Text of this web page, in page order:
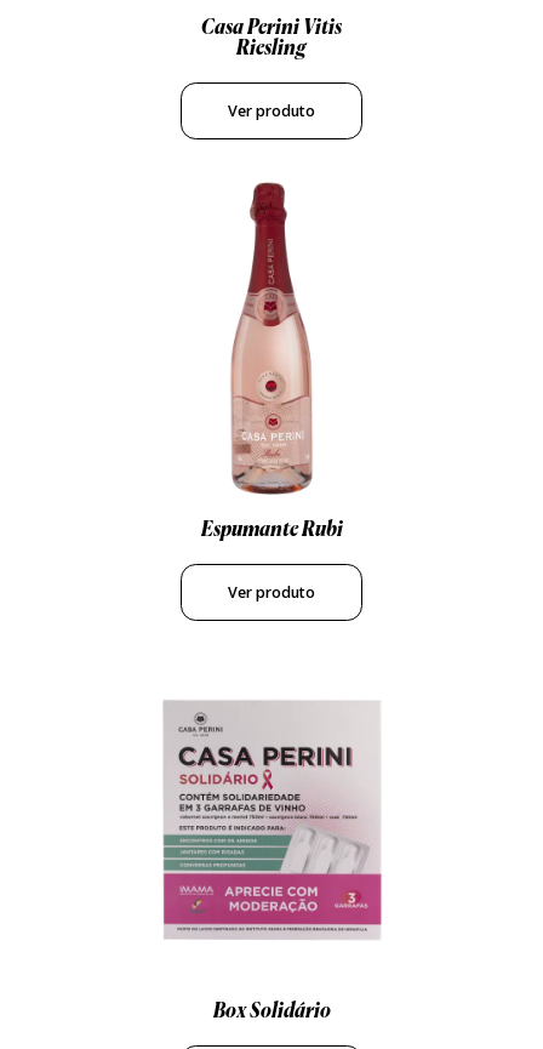
Casa Perini Vitis
Riesling
Ver produto
Espumante Rubi
Ver produto
Box Solidário